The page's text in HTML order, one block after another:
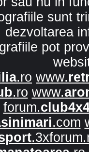
sunt
dezvoltarea
pot
.ro www.
.ro www.
forum.
.com